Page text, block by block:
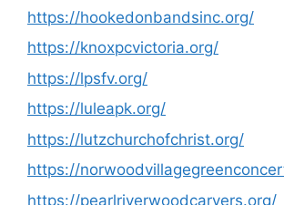
https://hookedonbandsinc.org/
https://knoxpcvictoria.org/
https://lpsfv.org/
https://luleapk.org/
https://lutzchurchofchrist.org/
https://
https://pearlriverwoodcarvers.org/